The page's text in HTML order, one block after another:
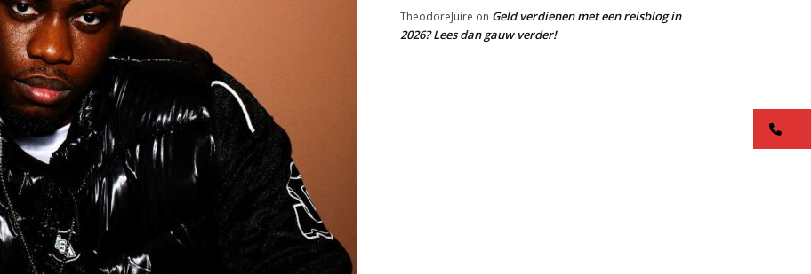
TheodoreJuire on Geld verdienen met een reisblog in
2026? Lees dan gauw verder!